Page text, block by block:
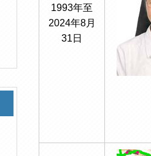
1993年至
2024年8月
31日